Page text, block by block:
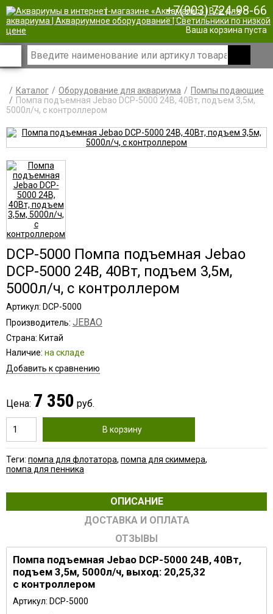
| +7(903) 724-98-66
Ваша корзина пуста
Каталог Оборудование для аквариума
Помпы подающие
Помпа подъемная Jebao DCP-5000 24В, 40Вт, подъем 3,5м,
5000л/ч, с контроллером
DCP-5000 Помпа подъемная Jebao
DCP-5000 24В, 40Вт, подъем 3,5м,
5000л/ч, с контроллером
Артикул: DCP-5000
Производитель: JEBAO
Страна: Китай
Наличие: на складе
Добавить к сравнению
Цена: 7 350 руб.
В корзину
Теги: помпа для флотатора, помпа для скиммера,
помпа для пенника
ОПИСАНИЕ
ДОСТАВКА И ОПЛАТА
ОТЗЫВЫ
Помпа подъемная Jebao DCP-5000 24В, 40Вт,
подъем 3,5м, 5000л/ч, выход: 20,25,32
с контроллером
Артикул: DCP-5000